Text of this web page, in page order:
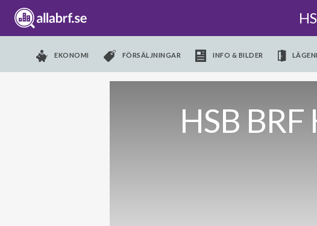
EKONOMI FÖRSÄLJNINGAR INFO & BILDER
HSB